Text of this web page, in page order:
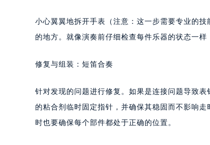
小心翼翼地拆开手表（注意：这一步需要专业的
的地方。就像演奏前仔细检查每件乐器的状态一样
修复与组装：短笛合奏
针对发现的问题进行修复。如果是连接问题导致
的粘合剂临时固定指针，并确保其稳固而不影响
时也要确保每个部件都处于正确的位置。